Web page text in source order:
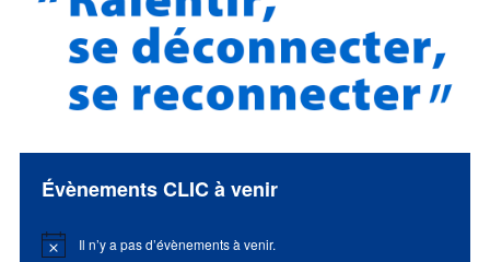
Évènements CLIC à venir
Notice Il n’y a pas d’évènements à venir.